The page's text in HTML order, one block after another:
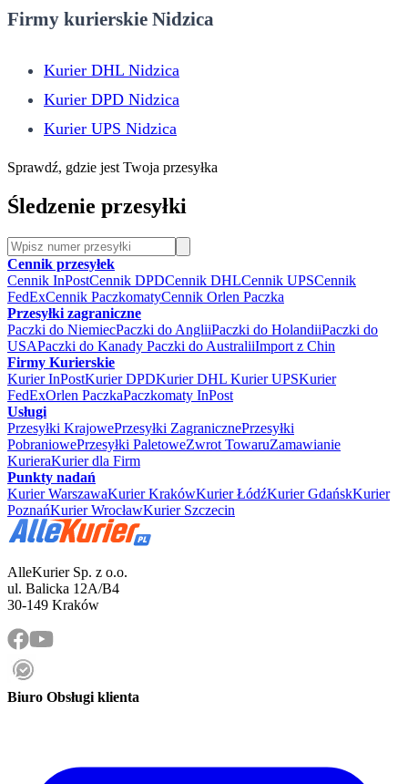
Firmy kurierskie Nidzica
Kurier DHL Nidzica
Kurier DPD Nidzica
Kurier UPS Nidzica
Sprawdź, gdzie jest Twoja przesyłka
Śledzenie przesyłki
Cennik przesyłek
Cennik InPostCennik DPDCennik DHLCennik UPSCennik
FedExCennik PaczkomatyCennik Orlen Paczka
Przesyłki zagraniczne
Paczki do NiemiecPaczki do AngliiPaczki do HolandiiPaczki do
USAPaczki do Kanady Paczki do AustraliiImport z Chin
Firmy Kurierskie
Kurier InPostKurier DPDKurier DHL Kurier UPSKurier
FedExOrlen PaczkaPaczkomaty InPost
Usługi
Przesyłki KrajowePrzesyłki ZagranicznePrzesyłki
PobraniowePrzesyłki PaletoweZwrot TowaruZamawianie
KurieraKurier dla Firm
Punkty nadań
Kurier WarszawaKurier KrakówKurier ŁódźKurier GdańskKurier
PoznańKurier WrocławKurier Szczecin
AlleKurier Sp. z o.o.
ul. Balicka 12A/B4
30-149 Kraków
Biuro Obsługi klienta